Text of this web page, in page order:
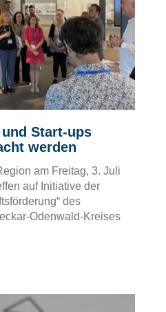
Start-ups
werden
am Freitag, 3. Juli
auf Initiative der
des
Odenwald-Kreises